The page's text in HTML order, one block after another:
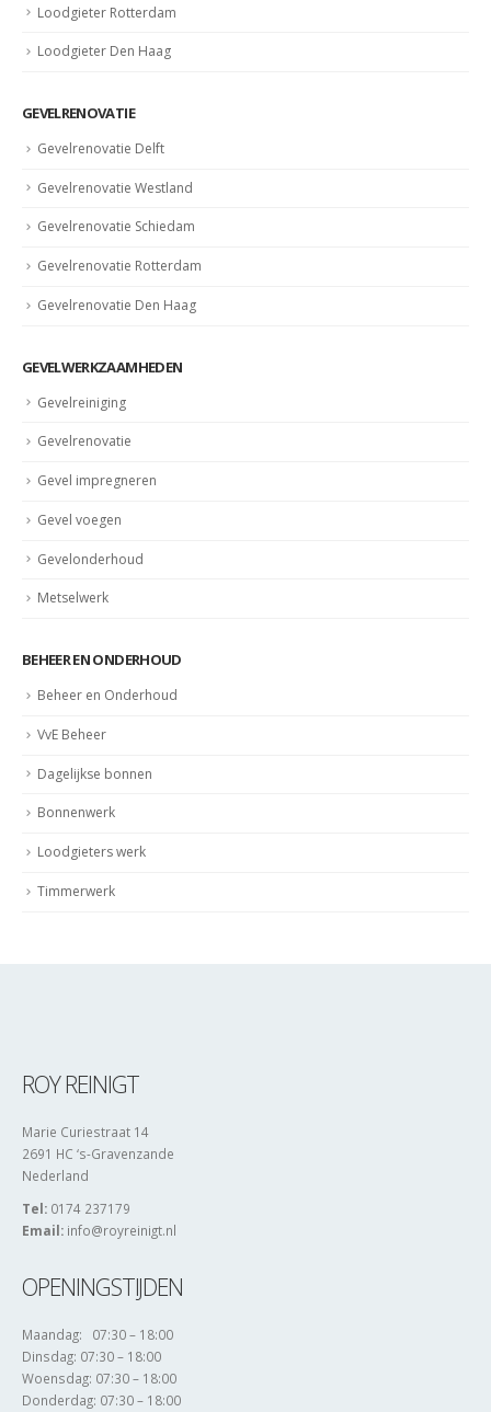
Loodgieter Rotterdam
Loodgieter Den Haag
GEVELRENOVATIE
Gevelrenovatie Delft
Gevelrenovatie Westland
Gevelrenovatie Schiedam
Gevelrenovatie Rotterdam
Gevelrenovatie Den Haag
GEVELWERKZAAMHEDEN
Gevelreiniging
Gevelrenovatie
Gevel impregneren
Gevel voegen
Gevelonderhoud
Metselwerk
BEHEER EN ONDERHOUD
Beheer en Onderhoud
VvE Beheer
Dagelijkse bonnen
Bonnenwerk
Loodgieters werk
Timmerwerk
ROY REINIGT
Marie Curiestraat 14
2691 HC ‘s-Gravenzande
Nederland
Tel: 0174 237179
Email: info@royreinigt.nl
OPENINGSTIJDEN
Maandag: 07:30 – 18:00
Dinsdag: 07:30 – 18:00
Woensdag: 07:30 – 18:00
Donderdag: 07:30 – 18:00